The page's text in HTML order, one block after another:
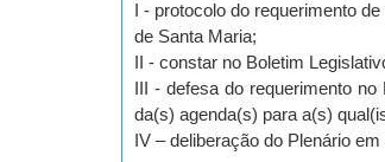
I - protocolo do requerimento
de Santa Maria;
II - constar no Boletim
III - defesa do requerimento
da(s) agenda(s) para a(s)
IV – deliberação do Plenário